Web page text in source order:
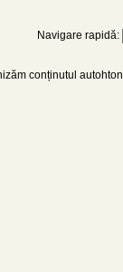
Navigare rapidă:
conținutul